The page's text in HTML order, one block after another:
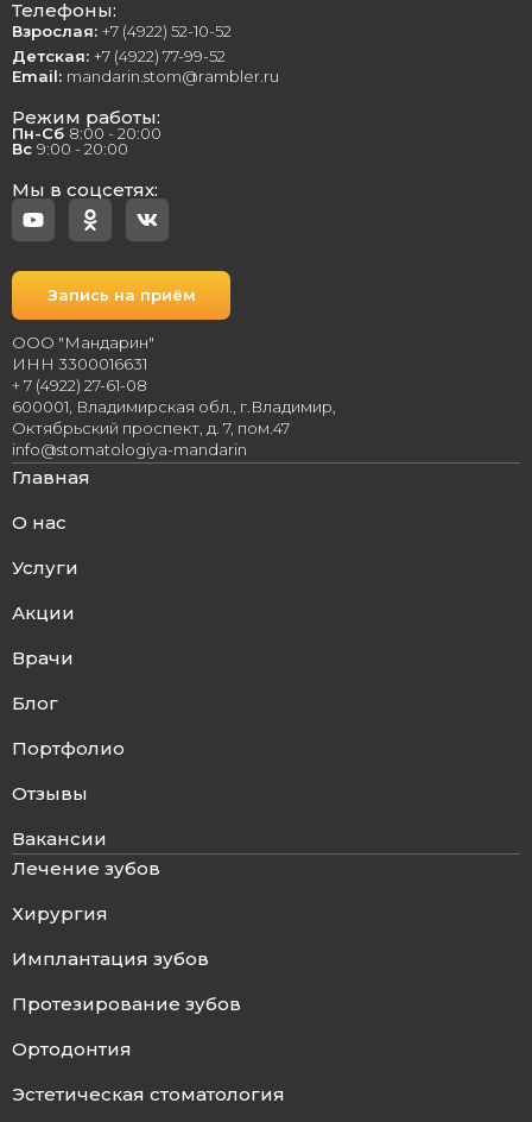
Главная
О нас
Услуги
Акции
Врачи
Блог
Портфолио
Отзывы
Вакансии
Лечение зубов
Хирургия
Имплантация зубов
Протезирование зубов
Ортодонтия
Эстетическая стоматология
Телефоны:
Взрослая: +7 (4922) 52-10-52
Детская: +7 (4922) 77-99-52
Email: mandarin.stom@rambler.ru
Режим работы:
Пн-Сб 8:00 - 20:00
Вс 9:00 - 20:00
Мы в соцсетях:
Запись на приём
ООО "Мандарин"
ИНН 3300016631
+ 7 (4922) 27-61-08
600001, Владимирская обл., г.Владимир,
Октябрьский проспект, д. 7, пом.47
info@stomatologiya-mandarin